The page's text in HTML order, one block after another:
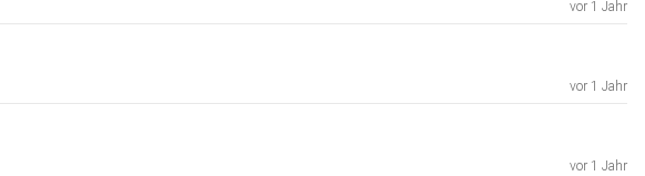
vor 1 Jahr
vor 1 Jahr
vor 1 Jahr